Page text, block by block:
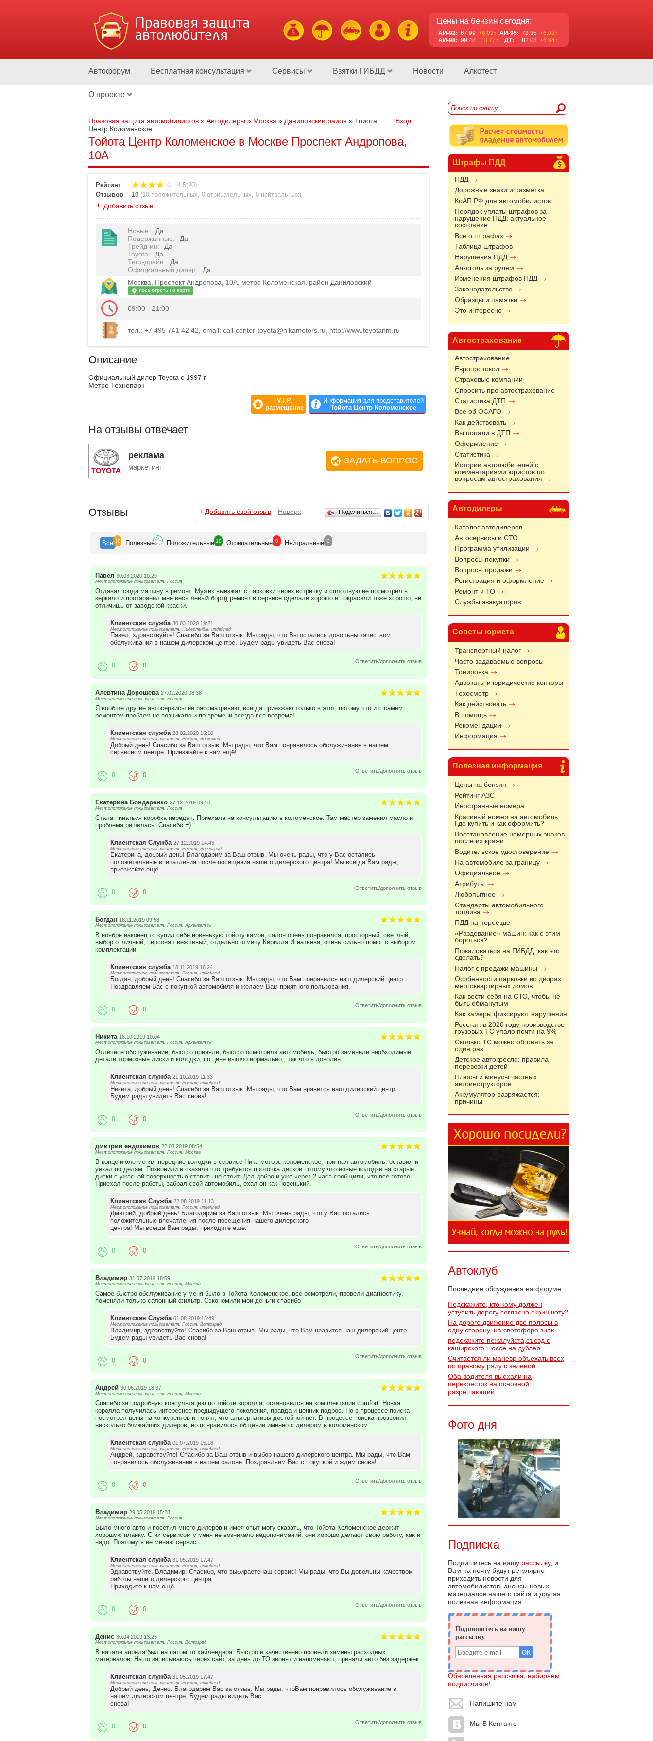
Правовая защита
автолюбителя
Цены на бензин сегодня:
АИ-92: 67.99 +6.03↑ АИ-95: 72.35 +6.08↑
АИ-98: 99.48 +13.77↑ ДТ: 82.08 +6.64↑
Автофорум Бесплатная консультация Сервисы Взятки ГИБДД Новости Алкотест
О проекте
Штрафы ПДД
ПДД
Дорожные знаки и разметка
КоАП РФ для автомобилистов
Порядок уплаты штрафов за
нарушение ПДД: актуальное
состояние
Все о штрафах
Таблица штрафов
Нарушения ПДД
Алкоголь за рулем
Изменения штрафов ПДД
Законодательство
Образцы и памятки
Это интересно
Автострахование
Автострахование
Европротокол
Страховые компании
Спросить про автострахование
Статистика ДТП
Все об ОСАГО
Как действовать
Вы попали в ДТП
Оформление
Статистика
Истории автолюбителей с
комментариями юристов по
вопросам автострахования
Автодилеры
Каталог автодилеров
Автосервисы и СТО
Программа утилизации
Вопросы покупки
Вопросы продажи
Регистрация и оформление
Ремонт и ТО
Службы эвакуаторов
Советы юриста
Транспортный налог
Часто задаваемые вопросы
Тонировка
Адвокаты и юридические конторы
Техосмотр
Как действовать
В помощь
Рекомендации
Информация
Полезная информация
Цены на бензин
Рейтинг АЗС
Иностранные номера
Красивый номер на автомобиль.
Где купить и как оформить?
Восстановление номерных знаков
после их кражи
Водительское удостоверение
На автомобиле за границу
Официальное
Атрибуты
Любопытное
Стандарты автомобильного
топлива
ПДД на переезде
«Раздевание» машин: как с этим
бороться?
Пожаловаться на ГИБДД: как это
сделать?
Налог с продажи машины
Особенности парковки во дворах
многоквартирных домов
Как вести себя на СТО, чтобы не
быть обманутым
Как камеры фиксируют нарушения
Росстат: в 2020 году производство
грузовых ТС упало почти на 9%
Сколько ТС можно обгонять за
один раз
Детское автокресло: правила
перевозки детей
Плюсы и минусы частных
автоинструкторов
Аккумулятор разряжается:
причины
Автоклуб
Последние обсуждения на форуме:
Подскажите, кто кому должен
уступить дорогу согласно скриншоту?
На дороге движение две полосы в
одну сторону, на светофоре знак
подскажите пожалуйста,съезд с
каширского шоссе на дублер.
Считается ли маневр объехать всех
по правому ряду с зеленой
Оба водителя выехали на
перекресток на основной
разрешающий
Фото дня
Подписка
Подпишитесь на нашу рассылку, и
Вам на почту будут регулярно
приходить новости для
автомобилистов, анонсы новых
материалов нашего сайта и другая
полезная информация.
Обновленная рассылка, набираем
подписчиков!
Напишите нам
Мы В Контакте
Правовая защита автомобилистов » Автодилеры » Москва » Даниловский район » Тойота
Центр Коломенское
Вход
Тойота Центр Коломенское в Москве Проспект Андропова,
10А
Рейтинг
4.5(20)
Отзывов
10 (10 положительных, 0 отрицательных, 0 нейтральных)
+ Добавить отзыв
Новые:
Да
Подержанные:
Да
Трейд-ин:
Да
Toyota:
Да
Тест-драйв:
Да
Официальный дилер:
Да
Москва, Проспект Андропова, 10А, метро Коломенская, район Даниловский
посмотреть на карте
09:00 - 21:00
тел.: +7 495 741 42 42, email: call-center-toyota@nikamotors.ru, http://www.toyotanm.ru
Описание
Официальный дилер Toyota с 1997 г.
Метро Технопарк
V.I.P.
размещение
Информация для представителей
Тойота Центр Коломенское
На отзывы отвечает
реклама
маркетинг
ЗАДАТЬ ВОПРОС
Отзывы + Добавить свой отзыв Наверх Поделиться…
Все 10 Полезные Положительные 10 Отрицательные 0 Нейтральные 0
Павел 30.03.2020 10:29
Местоположение пользователя: Россия
Отдавал сюда машину в ремонт. Мужик выезжал с парковки через встречку и сплошную не посмотрел в
зеркало и протаранил мне весь левый борт(( ремонт в сервисе сделали хорошо и покрасили тоже хорошо, не
отличишь от заводской краски.
Клиентская служба 30.03.2020 19:21
Местоположение пользователя: Нидерланды, undefined
Павел, здравствуйте! Спасибо за Ваш отзыв. Мы рады, что Вы остались довольны качеством
обслуживания в нашем дилерском центре. Будем рады увидеть Вас снова!
Ответить/дополнить отзыв
0 0
Алевтина Дорошева 27.02.2020 08:38
Местоположение пользователя: Россия
Я вообще другие автосервисы не рассматриваю, всегда приезжаю только в этот, потому что и с самим
ремонтом проблем не возникало и по времени всегда все вовремя!
Клиентская служба 28.02.2020 16:10
Местоположение пользователя: Россия, Волжский
Добрый день! Спасибо за Ваш отзыв. Мы рады, что Вам понравилось обслуживание в нашем
сервисном центре. Приезжайте к нам ещё!
Ответить/дополнить отзыв
0 0
Екатерина Бондаренко 27.12.2019 09:10
Местоположение пользователя: Россия
Стала пинаться коробка передач. Приехала на консультацию в коломенское. Там мастер заменил масло и
проблема решилась. Спасибо =)
Клиентская Служба 27.12.2019 14:43
Местоположение пользователя: Россия, Волгоград
Екатерина, добрый день! Благодарим за Ваш отзыв. Мы очень рады, что у Вас остались
положительные впечатления после посещения нашего дилерского центра! Мы всегда Вам рады,
приезжайте ещё.
Ответить/дополнить отзыв
0 0
Богдан 18.11.2019 09:58
Местоположение пользователя: Россия, Архангельск
В ноябре наконец то купил себе новенькую тойоту камри, салон очень понравился, просторный, светлый,
выбор отличный, персонал вежливый, отдельно отмечу Кирилла Игнатьева, очень сильно помог с выбором
комплектации.
Клиентская служба 18.11.2019 16:24
Местоположение пользователя: Россия, undefined
Богдан, добрый день! Спасибо за Ваш отзыв. Мы рады, что Вам понравился наш дилерский центр.
Поздравляем Вас с покупкой автомобиля и желаем Вам приятного пользования.
Ответить/дополнить отзыв
0 0
Никита 18.10.2019 10:04
Местоположение пользователя: Россия, Архангельск
Отличное обслуживание, быстро приняли, быстро осмотрели автомобиль, быстро заменили необходимые
детали тормозные диски и колодки, по цене вышло нормально,, так что я доволен.
Клиентская служба 21.10.2019 11:33
Местоположение пользователя: Россия, undefined
Никита, добрый день! Спасибо за Ваш отзыв. Мы рады, что Вам нравится наш дилерский центр.
Будем рады увидеть Вас снова!
Ответить/дополнить отзыв
0 0
дмитрий евдокимов 22.08.2019 08:54
Местоположение пользователя: Россия, Москва
В конце июле менял передние колодки в сервисе Ника моторс коломенское, пригнал автомобиль, оставил и
уехал по делам. Позвонили и сказали что требуется проточка дисков потому что новые колодки на старые
диски с ужасной поверхностью ставить не стоит. Дал добро и уже через 2 часа сообщили, что все готово.
Приехал после работы, забрал свой автомобиль, ехал он как новенький.
Клиентская Служба 22.08.2019 11:13
Местоположение пользователя: Россия, undefined
Дмитрий, добрый день! Благодарим за Ваш отзыв. Мы очень рады, что у Вас остались
положительные впечатления после посещения нашего дилерского
центра! Мы всегда Вам рады, приходите ещё.
Ответить/дополнить отзыв
0 0
Владимир 31.07.2019 18:59
Местоположение пользователя: Россия, Москва
Самое быстро обслуживание у меня было в Тойота Коломенское, все осмотрели, провели диагностику,
поменяли только салонный фильтр. Сэкономили мои деньги спасибо
Клиентская Служба 01.08.2019 15:49
Местоположение пользователя: Россия, Волгоград
Владимир, здравствуйте! Спасибо за Ваш отзыв. Мы рады, что Вам нравится наш дилерский центр.
Будем рады увидеть Вас снова!
Ответить/дополнить отзыв
0 0
Андрей 30.06.2019 18:37
Местоположение пользователя: Россия, Москва
Спасибо за подробную консультацию по тойоте королла, остановился на комплектации comfort. Новая
королла получилась интереснее предыдущего поколения, правда и ценник подрос. Но в процессе поиска
посмотрел цены на конкурентов и понял, что альтернативы достойной нет. В процессе поиска прозвонил
несколько ближайших дилеров, но понравилось общение именно с дилером в коломенском.
Клиентская служба 01.07.2019 15:18
Местоположение пользователя: Россия, undefined
Андрей, здравствуйте! Спасибо за Ваш отзыв и выбор нашего дилерского центра. Мы рады, что Вам
понравилось обслуживание в нашем салоне. Поздравляем Вас с покупкой и ждем снова!
Ответить/дополнить отзыв
0 0
Владимир 29.05.2019 15:28
Местоположение пользователя: Россия
Было много авто и посетил много дилеров и имея опыт могу сказать, что Тойота Коломенское держит
хорошую планку. С их сервисом у меня не возникало недопониманий, они хорошо делают свою работу, как и
надо. Поэтому я не меняю сервис.
Клиентская служба 31.05.2019 17:47
Местоположение пользователя: Россия, undefined
Здравствуйте, Владимир. Спасибо, что выбираетенаш сервис! Мы рады, что Вы довольны качеством
работы нашего дилерского центра.
Приходите к нам ещё.
Ответить/дополнить отзыв
0 0
Денис 30.04.2019 13:25
Местоположение пользователя: Россия, Волгоград
В начале апреля был на пятом то хайлендера. Быстро и качественно провели замены расходных
материалов. На то записываюсь через сайт, за день до ТО звонят и напоминают, приняли авто без задержек.
Клиентская служба 31.05.2019 17:47
Местоположение пользователя: Россия, undefined
Добрый день, Денис. Благодарим Вас за отзыв. Мы рады, чтоВам понравилось обслуживание в
нашем дилерском центре. Будем рады видеть Вас
снова!
Ответить/дополнить отзыв
0 0